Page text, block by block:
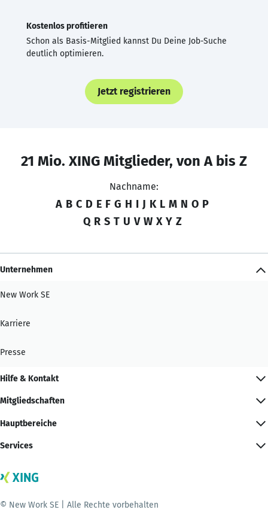
Kostenlos profitieren
Schon als Basis-Mitglied kannst Du Deine Job-Suche
deutlich optimieren.
Jetzt registrieren
21 Mio. XING Mitglieder, von A bis Z
Nachname:
A B C D E F G H I J K L M N O P
Q R S T U V W X Y Z
Unternehmen
New Work SE
Karriere
Presse
Hilfe & Kontakt
Mitgliedschaften
Hauptbereiche
Services
© New Work SE | Alle Rechte vorbehalten